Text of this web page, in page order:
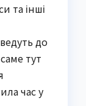
та інші
до
тут
час у